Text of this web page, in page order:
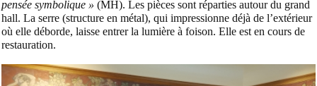
pensée symbolique » (MH). Les pièces sont réparties autour du grand
hall. La serre (structure en métal), qui impressionne déjà de l’extérieur
où elle déborde, laisse entrer la lumière à foison. Elle est en cours de
restauration.